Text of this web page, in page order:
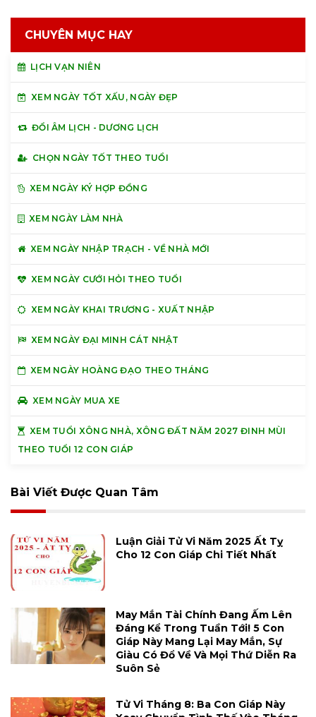
CHUYÊN MỤC HAY
LỊCH VẠN NIÊN
XEM NGÀY TỐT XẤU, NGÀY ĐẸP
ĐỔI ÂM LỊCH - DƯƠNG LỊCH
CHỌN NGÀY TỐT THEO TUỔI
XEM NGÀY KÝ HỢP ĐỒNG
XEM NGÀY LÀM NHÀ
XEM NGÀY NHẬP TRẠCH - VỀ NHÀ MỚI
XEM NGÀY CƯỚI HỎI THEO TUỔI
XEM NGÀY KHAI TRƯƠNG - XUẤT NHẬP
XEM NGÀY ĐẠI MINH CÁT NHẬT
XEM NGÀY HOÀNG ĐẠO THEO THÁNG
XEM NGÀY MUA XE
XEM TUỔI XÔNG NHÀ, XÔNG ĐẤT NĂM 2027 ĐINH MÙI
THEO TUỔI 12 CON GIÁP
Bài Viết Được Quan Tâm
Luận Giải Tử Vi Năm 2025 Ất Tỵ
Cho 12 Con Giáp Chi Tiết Nhất
May Mắn Tài Chính Đang Ấm Lên
Đáng Kể Trong Tuần Tới! 5 Con
Giáp Này Mang Lại May Mắn, Sự
Giàu Có Đổ Về Và Mọi Thứ Diễn Ra
Suôn Sẻ
Tử Vi Tháng 8: Ba Con Giáp Này